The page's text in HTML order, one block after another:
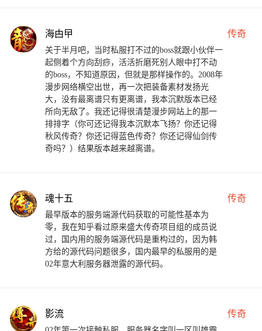
海甴曱 传奇
关于半月吧，当时私服打不过的boss就跟小伙伴一
起侧着个方向刮痧，活活折磨死别人眼中打不动
的boss，不知道原因，但就是那样操作的。2008年
漫步网络横空出世，再一次把装备素材发扬光
大，没有最离谱只有更离谱，我本沉默版本已经
所向无敌了。我还记得很清楚漫步网站上的那一
排排字（你可还记得我本沉默本飞扬？你还记得
秋风传奇？你还记得蓝色传奇？你还记得仙剑传
奇吗？）结果版本越来越离谱。
魂十五 传奇
最早版本的服务端源代码获取的可能性基本为
零，我在知乎看过原来盛大传奇项目组的成员说
过，国内用的服务端源代码是重构过的，因为韩
方给的源代码问题很多，国内最早的私服用的是
02年意大利服务器泄露的源代码。
影流 传奇